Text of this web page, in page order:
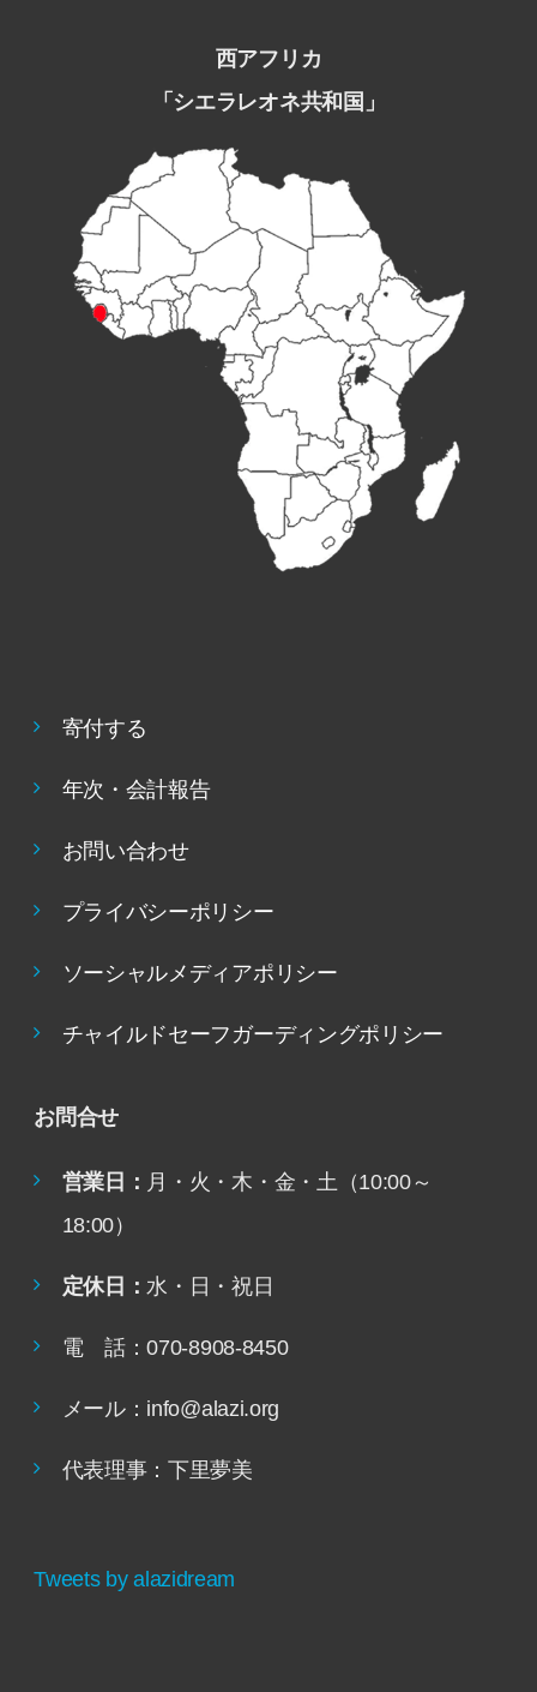
西アフリカ
「シエラレオネ共和国」
寄付する
年次・会計報告
お問い合わせ
プライバシーポリシー
ソーシャルメディアポリシー
チャイルドセーフガーディングポリシー
お問合せ
営業日： 月・火・木・金・土（10:00～
18:00）
定休日： 水・日・祝日
電 話：070-8908-8450
メール：info@alazi.org
代表理事：下里夢美
Tweets by alazidream